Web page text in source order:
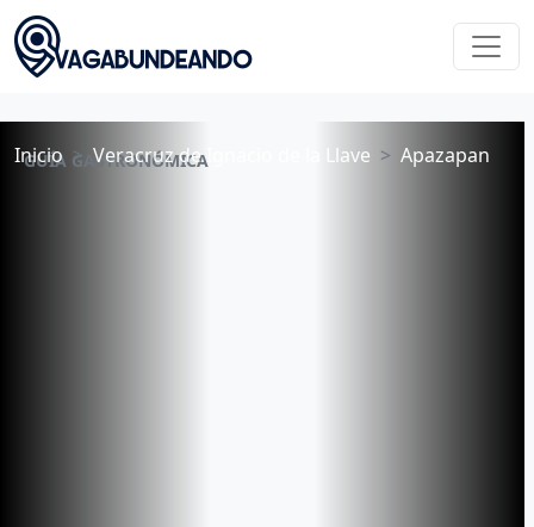
Inicio Veracruz de Ignacio de la Llave Apazapan
GUÍA GASTRONÓMICA